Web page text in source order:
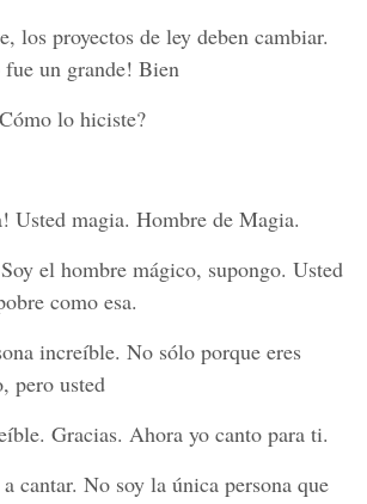
los proyectos de ley deben cambiar.
un grande! Bien
lo hiciste?
Usted magia. Hombre de Magia.
el hombre mágico, supongo. Usted
como esa.
increíble. No sólo porque eres
pero usted
Gracias. Ahora yo canto para ti.
cantar. No soy la única persona que